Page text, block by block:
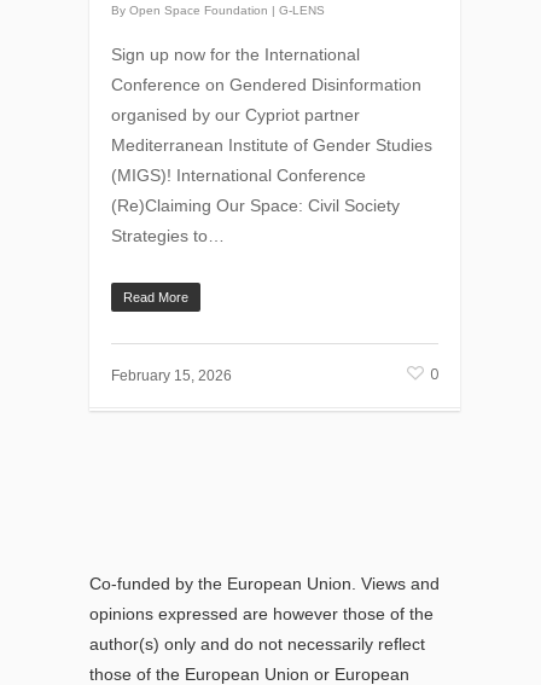
By Open Space Foundation | G-LENS
Sign up now for the International
Conference on Gendered Disinformation
organised by our Cypriot partner
Mediterranean Institute of Gender Studies
(MIGS)! International Conference
(Re)Claiming Our Space: Civil Society
Strategies to…
Read More
February 15, 2026 0
Co-funded by the European Union. Views and
opinions expressed are however those of the
author(s) only and do not necessarily reflect
those of the European Union or European